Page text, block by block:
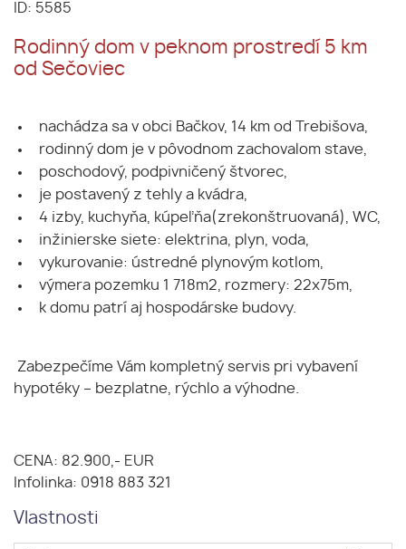
ID: 5585
Rodinný dom v peknom prostredí 5 km
od Sečoviec
nachádza sa v obci Bačkov, 14 km od Trebišova,
rodinný dom je v pôvodnom zachovalom stave,
poschodový, podpivničený štvorec,
je postavený z tehly a kvádra,
4 izby, kuchyňa, kúpeľňa(zrekonštruovaná), WC,
inžinierske siete: elektrina, plyn, voda,
vykurovanie: ústredné plynovým kotlom,
výmera pozemku 1 718m2, rozmery: 22x75m,
k domu patrí aj hospodárske budovy.
Zabezpečíme Vám kompletný servis pri vybavení
hypotéky – bezplatne, rýchlo a výhodne.
CENA: 82.900,- EUR
Infolinka: 0918 883 321
Vlastnosti